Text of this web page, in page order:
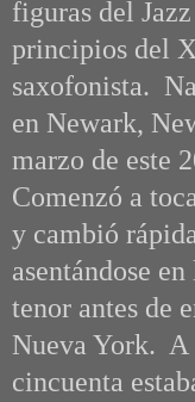
figuras del
principios del
saxofonista.
en Newark,
marzo de este
Comenzó a
y cambió
asentándose
tenor antes de
Nueva York. A
cincuenta